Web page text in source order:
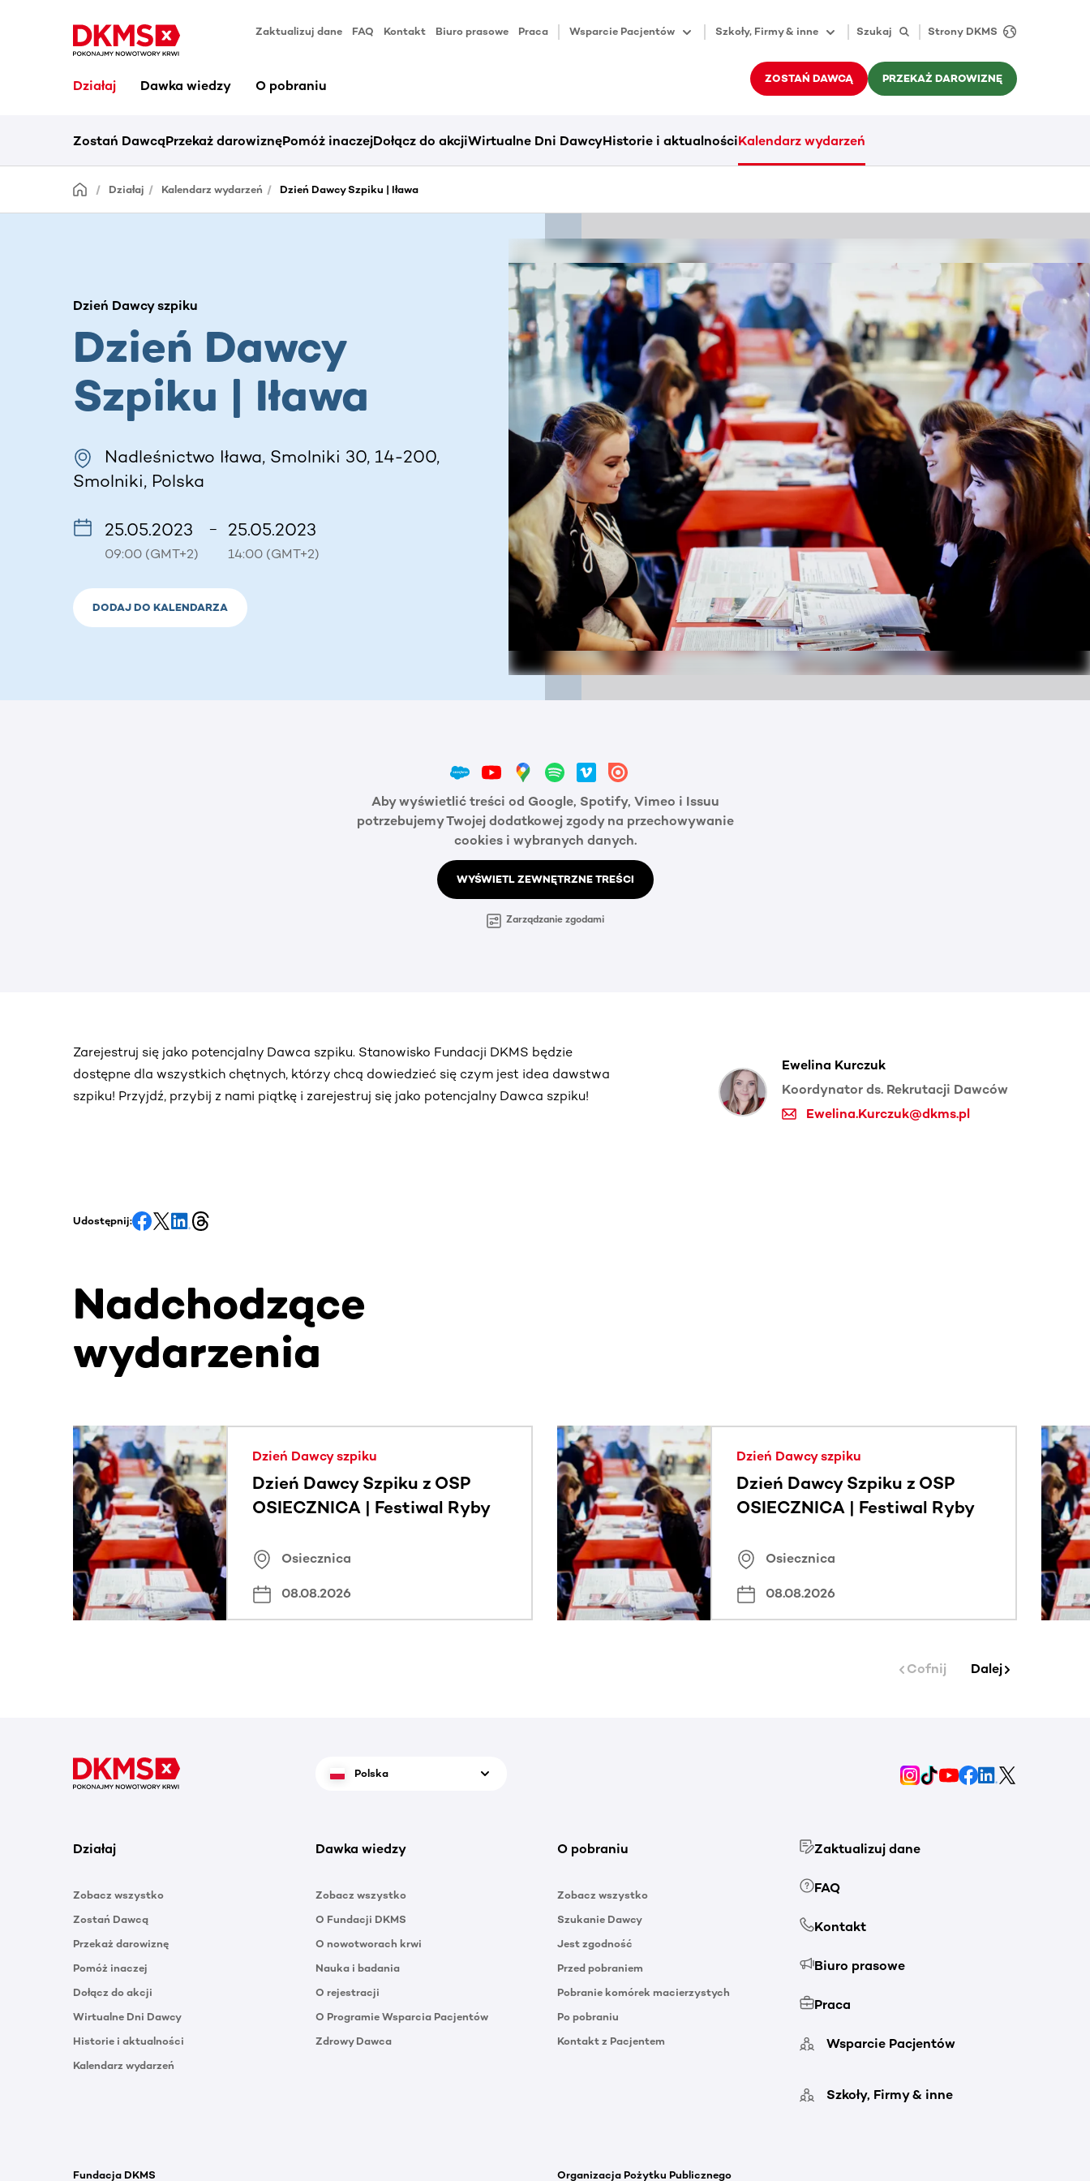
Zaktualizuj dane FAQ Kontakt Biuro prasowe Praca Wsparcie Pacjentów Szkoły, Firmy & inne Szukaj Strony DKMS
Działaj Dawka wiedzy O pobraniu ZOSTAŃ DAWCĄ PRZEKAŻ DAROWIZNĘ
Zostań DawcąPrzekaż darowiznęPomóż inaczejDołącz do akcjiWirtualne Dni DawcyHistorie i aktualnościKalendarz wydarzeń
Działaj Kalendarz wydarzeń Dzień Dawcy Szpiku | Iława
Dzień Dawcy szpiku
Dzień Dawcy
Szpiku | Iława
Nadleśnictwo Iława, Smolniki 30, 14-200,
Smolniki, Polska
25.05.2023
09:00 (GMT+2)
– 25.05.2023
14:00 (GMT+2)
DODAJ DO KALENDARZA
Aby wyświetlić treści od Google, Spotify, Vimeo i Issuu
potrzebujemy Twojej dodatkowej zgody na przechowywanie
cookies i wybranych danych.
WYŚWIETL ZEWNĘTRZNE TREŚCI
Zarządzanie zgodami
Zarejestruj się jako potencjalny Dawca szpiku. Stanowisko Fundacji DKMS będzie
dostępne dla wszystkich chętnych, którzy chcą dowiedzieć się czym jest idea dawstwa
szpiku! Przyjdź, przybij z nami piątkę i zarejestruj się jako potencjalny Dawca szpiku!
Ewelina Kurczuk
Koordynator ds. Rekrutacji Dawców
Ewelina.Kurczuk@dkms.pl
Udostępnij:
Nadchodzące
wydarzenia
Ta sekcja zawiera treści przewijane w poziomie. Użyj klawisza Tab lub przesuń palcem, aby zobaczyć więcej.
Dzień Dawcy szpiku
Dzień Dawcy Szpiku z OSP
OSIECZNICA | Festiwal Ryby
Osiecznica
08.08.2026
Dzień Dawcy szpiku
Dzień Dawcy Szpiku z OSP
OSIECZNICA | Festiwal Ryby
Osiecznica
08.08.2026
Cofnij Dalej
Polska
Działaj
Zobacz wszystko
Zostań Dawcą
Przekaż darowiznę
Pomóż inaczej
Dołącz do akcji
Wirtualne Dni Dawcy
Historie i aktualności
Kalendarz wydarzeń
Dawka wiedzy
Zobacz wszystko
O Fundacji DKMS
O nowotworach krwi
Nauka i badania
O rejestracji
O Programie Wsparcia Pacjentów
Zdrowy Dawca
O pobraniu
Zobacz wszystko
Szukanie Dawcy
Jest zgodność
Przed pobraniem
Pobranie komórek macierzystych
Po pobraniu
Kontakt z Pacjentem
Zaktualizuj dane
FAQ
Kontakt
Biuro prasowe
Praca
Wsparcie Pacjentów
Szkoły, Firmy & inne
Fundacja DKMS Organizacja Pożytku Publicznego